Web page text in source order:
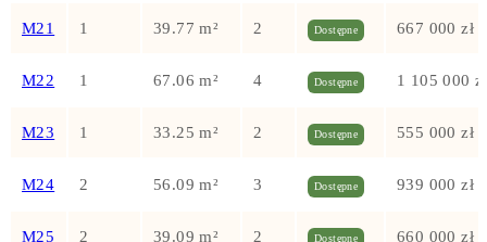
M21 1 39.77 m² 2 Dostępne 667 000 zł
M22 1 67.06 m² 4 Dostępne 1 105 000 zł
M23 1 33.25 m² 2 Dostępne 555 000 zł
M24 2 56.09 m² 3 Dostępne 939 000 zł
M25 2 39.09 m² 2 Dostępne 660 000 zł